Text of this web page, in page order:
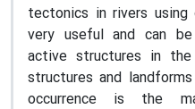
tectonics in rivers using
very useful and can
active structures in
structures and
occurrence is the